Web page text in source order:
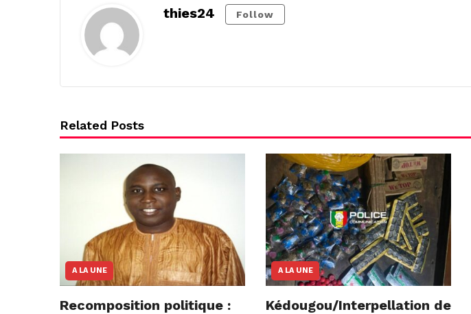
thies24 Follow
Related Posts
A LA UNE
Recomposition politique :
A LA UNE
Kédougou/Interpellation de